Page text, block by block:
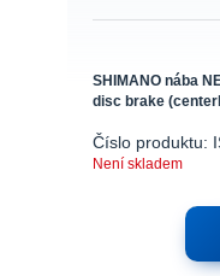
SHIMANO nába
disc brake
Číslo produktu:
Není skladem